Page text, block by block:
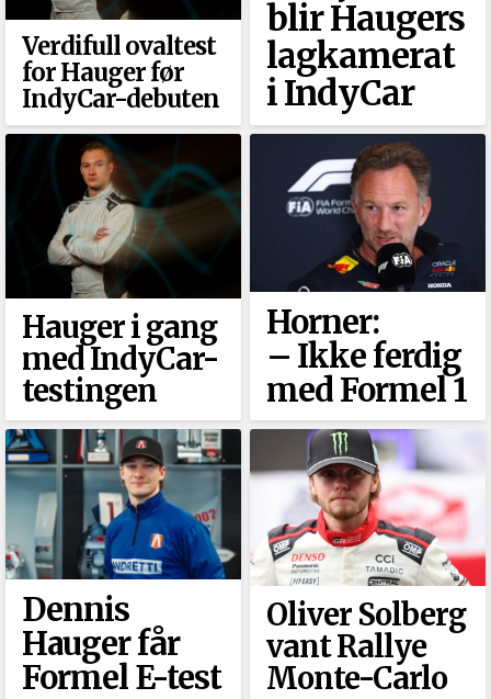
Verdifull ovaltest
for Hauger før
IndyCar-debuten
blir Haugers
lagkamerat
i IndyCar
Hauger i gang
med IndyCar-
testingen
Horner:
–⁠ Ikke ferdig
med Formel 1
Dennis
Hauger får
Formel E-test
Oliver Solberg
vant Rallye
Monte-Carlo